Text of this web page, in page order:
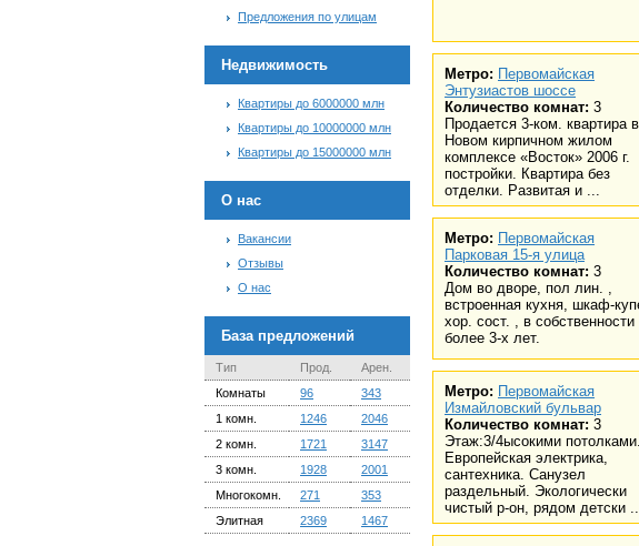
Предложения по улицам
Недвижимость
Квартиры до 6000000 млн
Квартиры до 10000000 млн
Квартиры до 15000000 млн
О нас
Вакансии
Отзывы
О нас
База предложений
Тип Прод.
Арен.
Комнаты
96
343
1 комн.
1246
2046
2 комн.
1721
3147
3 комн.
1928
2001
Многокомн.
271
353
Элитная
2369 1467
Метро: Первомайская
Энтузиастов шоссе
Количество комнат: 3
Продается 3-ком. квартира в
Новом кирпичном жилом
комплексе «Восток» 2006 г.
постройки. Квартира без
отделки. Развитая и ...
Метро: Первомайская
Парковая 15-я улица
Количество комнат: 3
Дом во дворе, пол лин. ,
встроенная кухня, шкаф-
хор. сост. , в собственности
более 3-х лет.
Метро: Первомайская
Измайловский бульвар
Количество комнат: 3
Этаж:3/4ысокими потолками.
Европейская электрика,
сантехника. Санузел
раздельный. Экологически
чистый р-он, рядом детски